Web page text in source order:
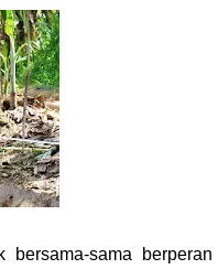
sama berperan